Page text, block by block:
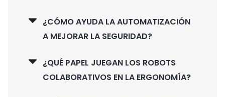
¿CÓMO AYUDA LA AUTOMATIZACIÓN
A MEJORAR LA SEGURIDAD?
¿QUÉ PAPEL JUEGAN LOS ROBOTS
COLABORATIVOS EN LA ERGONOMÍA?